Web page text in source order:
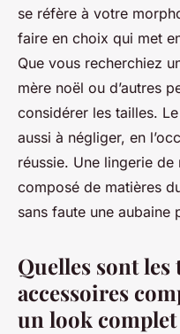
se réfère à votre
faire en choix qui met
Que vous recherchiez
mère noël ou d’autres
considérer les tailles.
aussi à négliger, en
réussie. Une lingerie
composé de matières
sans faute une aubaine
Quelles sont les
accessoires
un look complet